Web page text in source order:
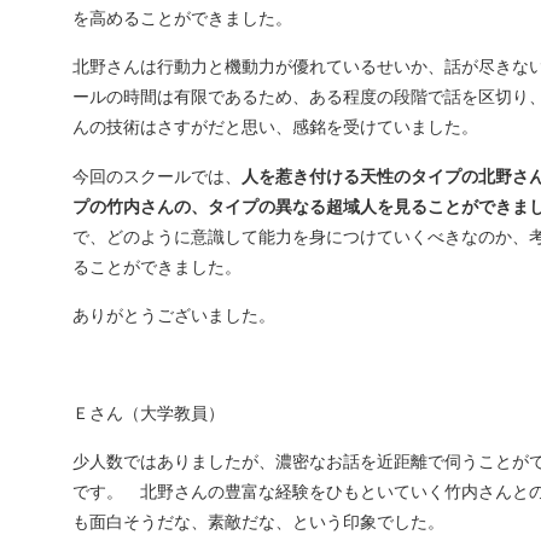
を高めることができました。
北野さんは行動力と機動力が優れているせいか、話が尽きな
ールの時間は有限であるため、ある程度の段階で話を区切り
んの技術はさすがだと思い、感銘を受けていました。
今回のスクールでは、
人を惹き付ける天性のタイプの北野さ
プの竹内さんの、タイプの異なる超域人を見ることができま
で、どのように意識して能力を身につけていくべきなのか、
ることができました。
ありがとうございました。
Ｅさん（大学教員）
少人数ではありましたが、濃密なお話を近距離で伺うことが
です。 北野さんの豊富な経験をひもといていく竹内さんと
も面白そうだな、素敵だな、という印象でした。